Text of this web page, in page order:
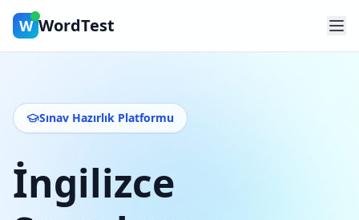
W WordTest
Sınav Hazırlık Platformu
İngilizce